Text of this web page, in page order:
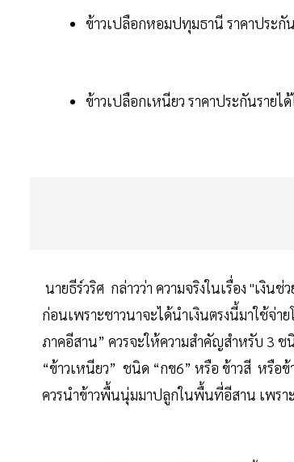
ข้าวเปลือกหอมปทุมธานี ราคาประกั
ข้าวเปลือกเหนียว ราคาประกันราย
นายธีร์วริศ กล่าวว่า ความจริงในเรื่อง "เงิ
ก่อนเพราะชาวนาจะได้นำเงินตรงนี้มาใช้จ่
ภาคอีสาน” ควรจะให้ความสำคัญสำหรับ 3
“ข้าวเหนียว” ชนิด “กข6” หรือ ข้าวสี หรือ
ควรนำข้าวพื้นนุ่มมาปลูกในพื้นที่อีสาน เพรา